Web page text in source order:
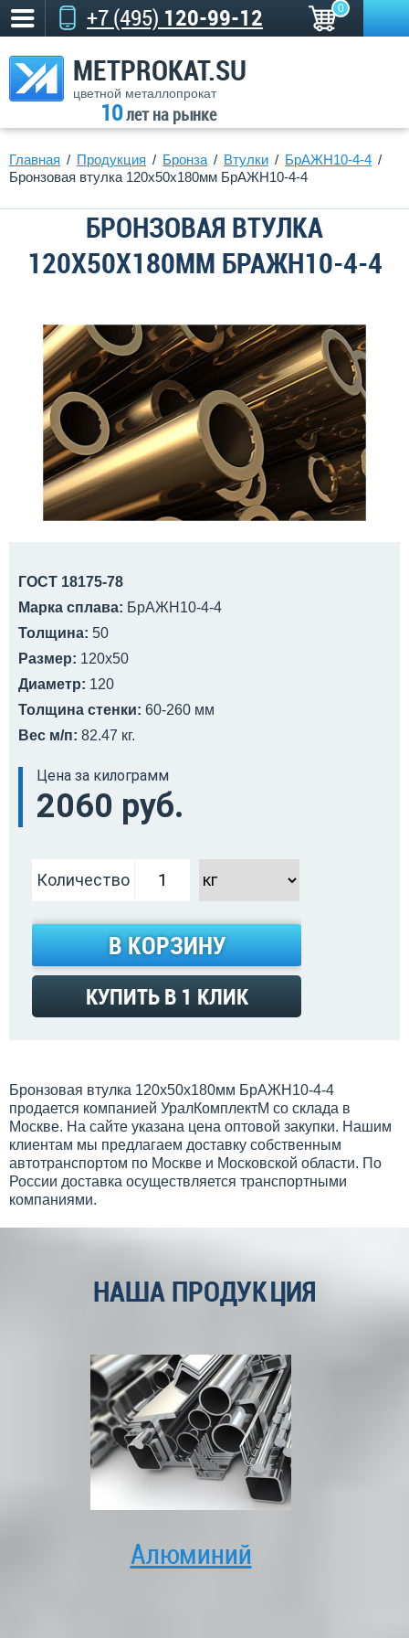
+7 (495) 120-99-12 0
METPROKAT.SU
цветной металлопрокат
10лет на рынке
Главная Продукция Бронза Втулки
БрАЖН10-4-4
Бронзовая втулка 120x50x180мм БрАЖН10-4-4
БРОНЗОВАЯ ВТУЛКА
120X50X180ММ БРАЖН10-4-4
ГОСТ 18175-78
Марка сплава: БрАЖН10-4-4
Толщина: 50
Размер: 120x50
Диаметр: 120
Толщина стенки: 60-260 мм
Вес м/п: 82.47 кг.
Цена за килограмм
2060 руб.
Количество
В КОРЗИНУ
КУПИТЬ В 1 КЛИК
Бронзовая втулка 120x50x180мм БрАЖН10-4-4
продается компанией УралКомплектМ со склада в
Москве. На сайте указана цена оптовой закупки. Нашим
клиентам мы предлагаем доставку собственным
автотранспортом по Москве и Московской области. По
России доставка осуществляется транспортными
компаниями.
НАША ПРОДУКЦИЯ
Алюминий